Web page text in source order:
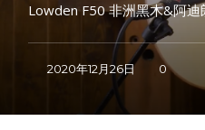
Lowden F50 非洲黑木&阿
2020年12月26日 0